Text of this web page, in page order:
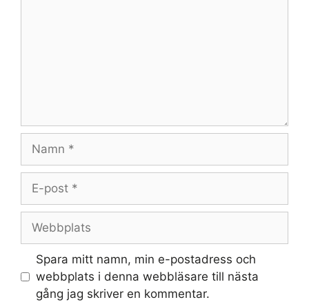
post
Spara mitt namn, min e-postadress och
webbplats i denna webbläsare till nästa
gång jag skriver en kommentar.